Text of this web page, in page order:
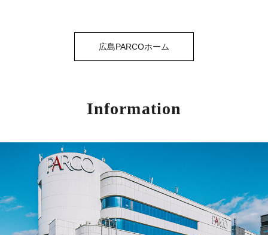
広島PARCOホーム
Information